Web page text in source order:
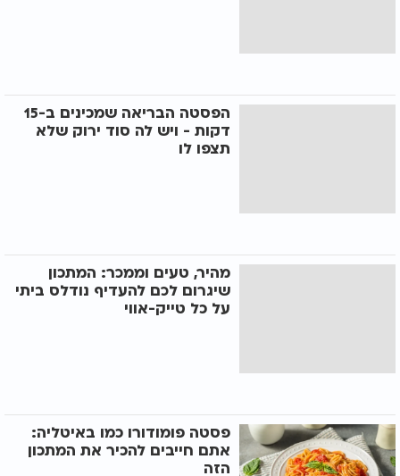
הפסטה הבריאה שמכינים ב-15
דקות - ויש לה סוד ירוק שלא
תצפו לו
מהיר, טעים וממכר: המתכון
שיגרום לכם להעדיף נודלס ביתי
על כל טייק-אווי
פסטה פומודורו כמו באיטליה:
אתם חייבים להכיר את המתכון
הזה